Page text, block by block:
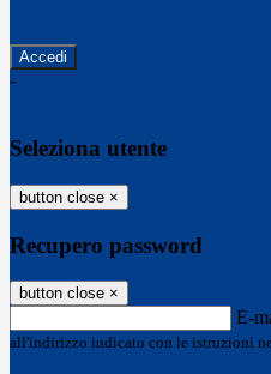
-
Seleziona utente
button close ×
Recupero password
button close ×
E-
all'indirizzo indicato con le istruzioni